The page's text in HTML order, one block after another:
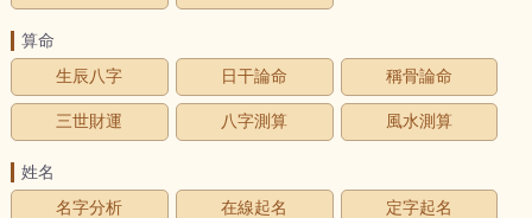
算命
生辰八字
日干論命 稱骨論命
三世財運 八字測算 風水測算
姓名
名字分析
在線起名 定字起名